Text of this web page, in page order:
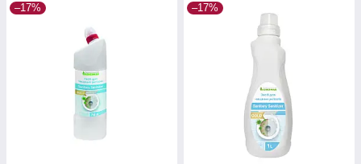
–17% –17%